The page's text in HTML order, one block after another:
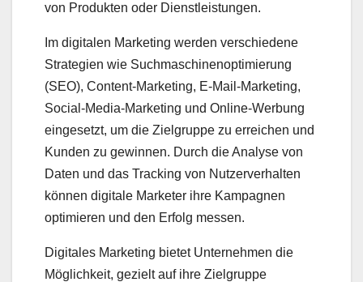
von Produkten oder Dienstleistungen.
Im digitalen Marketing werden verschiedene
Strategien wie Suchmaschinenoptimierung
(SEO), Content-Marketing, E-Mail-Marketing,
Social-Media-Marketing und Online-Werbung
eingesetzt, um die Zielgruppe zu erreichen und
Kunden zu gewinnen. Durch die Analyse von
Daten und das Tracking von Nutzerverhalten
können digitale Marketer ihre Kampagnen
optimieren und den Erfolg messen.
Digitales Marketing bietet Unternehmen die
Möglichkeit, gezielt auf ihre Zielgruppe